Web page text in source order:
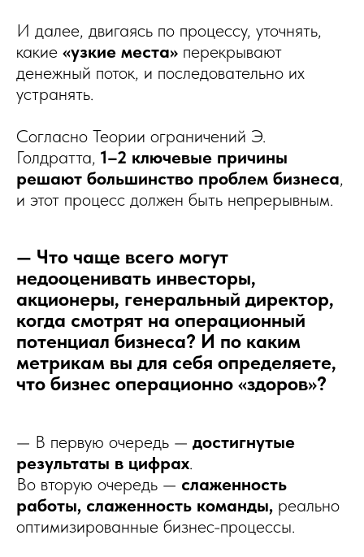
И далее, двигаясь по процессу, уточнять,
какие «узкие места» перекрывают
денежный поток, и последовательно их
устранять.
Согласно Теории ограничений Э.
Голдратта, 1–2 ключевые причины
решают большинство проблем бизнеса,
и этот процесс должен быть непрерывным.
— Что чаще всего могут
недооценивать инвесторы,
акционеры, генеральный директор,
когда смотрят на операционный
потенциал бизнеса? И по каким
метрикам вы для себя определяете,
что бизнес операционно «здоров»?
— В первую очередь — достигнутые
результаты в цифрах.
Во вторую очередь — слаженность
работы, слаженность команды, реально
оптимизированные бизнес-процессы.